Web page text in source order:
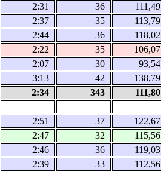
2:31 36 111,49
2:37 35 113,79
2:44 36 118,02
2:22 35 106,07
2:07 30 93,54
3:13 42 138,79
2:34 343 111,80
2:51 37 122,67
2:47 32 115,56
2:46 36 119,03
2:39 33 112,56